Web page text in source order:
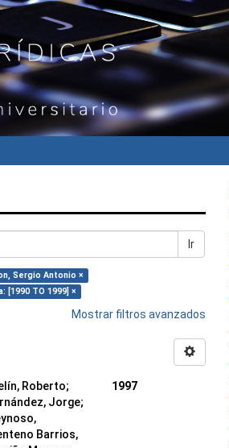
Ir
Sergio Antonio ×
[1990 TO 1999] ×
Mostrar filtros avanzados
Roberto;
Jorge;
Barrios,
1997